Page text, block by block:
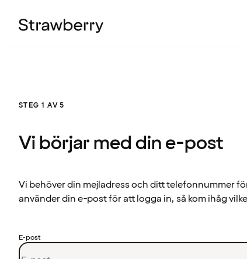
STEG 1 AV 5
Vi börjar med din e-post
Vi behöver din mejladress och ditt telefonnummer
använder din e-post för att logga in, så kom ihåg
E-post